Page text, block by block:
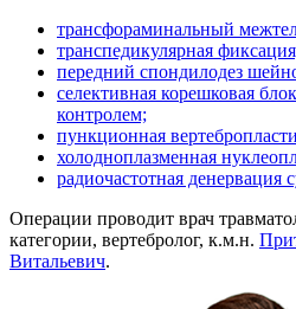
трансфораминальный
транспедикулярная
передний спондилодез
селективная корешковая
контролем;
пункционная
холодноплазменная
радиочастотная денервация
Операции проводит врач
категории, вертебролог, к.м.н.
Витальевич.